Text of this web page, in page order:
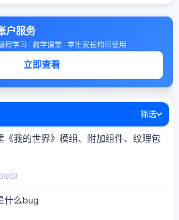
户服务
程学习 · 教学课堂 · 学生家长均可使用
立即查看
筛选
《我的世界》模组、附加组件、纹理包
03
什么bug